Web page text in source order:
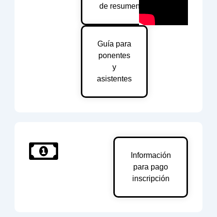
de resumen
Guía para
ponentes
y
asistentes
Información
para pago
inscripción